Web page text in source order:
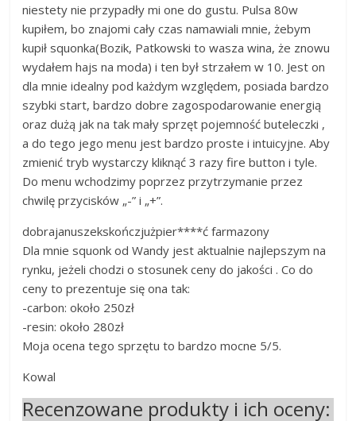
niestety nie przypadły mi one do gustu. Pulsa 80w
kupiłem, bo znajomi cały czas namawiali mnie, żebym
kupił squonka(Bozik, Patkowski to wasza wina, że znowu
wydałem hajs na moda) i ten był strzałem w 10. Jest on
dla mnie idealny pod każdym względem, posiada bardzo
szybki start, bardzo dobre zagospodarowanie energią
oraz dużą jak na tak mały sprzęt pojemność buteleczki ,
a do tego jego menu jest bardzo proste i intuicyjne. Aby
zmienić tryb wystarczy kliknąć 3 razy fire button i tyle.
Do menu wchodzimy poprzez przytrzymanie przez
chwilę przycisków „-” i „+”.
dobrajanuszekskończjużpier****ć farmazony
Dla mnie squonk od Wandy jest aktualnie najlepszym na
rynku, jeżeli chodzi o stosunek ceny do jakości . Co do
ceny to prezentuje się ona tak:
-carbon: około 250zł
-resin: około 280zł
Moja ocena tego sprzętu to bardzo mocne 5/5.
Kowal
Recenzowane produkty i ich oceny: